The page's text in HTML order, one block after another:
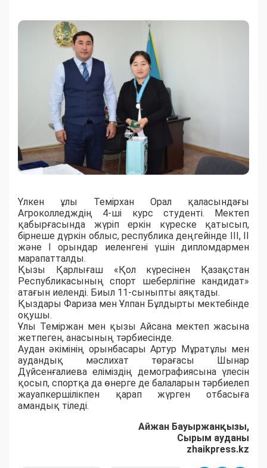
Үлкен ұлы Темірхан Орал қаласындағы
Агроколледждің 4-ші курс студенті. Мектеп
қабырғасында жүріп еркін күреске қатысып,
бірнеше дүркін облыс, республика деңгейінде ІІІ, ІІ
және І орындар иеленгені үшін дипломдармен
марапатталды.​
Қызы Қарлығаш «Қол күресінен Қазақстан
Республикасының спорт шеберлігіне кандидат»
атағын иеленді. Биыл 11-сыныпты аяқтады.​
Қыздары Фариза мен Ұлпан Бұлдырты мектебінде
оқушы.​
Ұлы Теміржан мен қызы Айсана мектеп жасына
жетпеген, анасының тәрбиесінде.
Аудан әкімінің орынбасары Артур Мұратұлы мен
аудандық мәслихат төрағасы Шынар
Дүйсенғалиева еліміздің демографиясына үлесін
қосып, спортқа да өнерге де балаларын тәрбиелеп
жауапкершілікпен қарап жүрген отбасыға
амандық тіледі.
Айжан Бауыржанқызы,
Сырым ауданы
zhaikpress.kz